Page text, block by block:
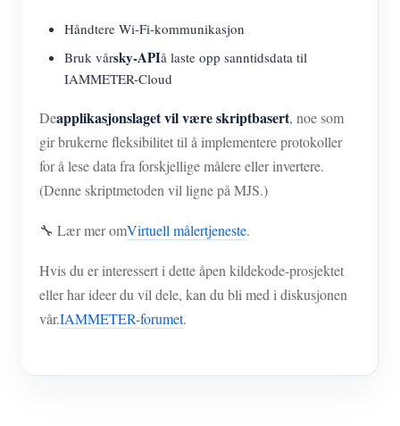
Håndtere Wi-Fi-kommunikasjon
Bruk vårsky-APIå laste opp sanntidsdata til
IAMMETER-Cloud
Deapplikasjonslaget vil være skriptbasert, noe som
gir brukerne fleksibilitet til å implementere protokoller
for å lese data fra forskjellige målere eller invertere.
(Denne skriptmetoden vil ligne på MJS.)
🔧 Lær mer omVirtuell målertjeneste.
Hvis du er interessert i dette åpen kildekode-prosjektet
eller har ideer du vil dele, kan du bli med i diskusjonen
vår.IAMMETER-forumet.